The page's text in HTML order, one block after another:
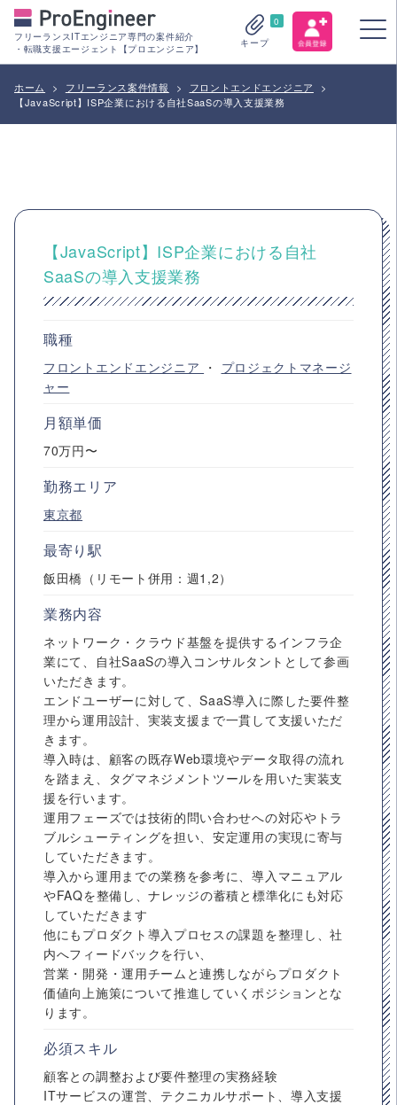
フリーランスITエンジニア専門の案件紹介
・転職支援エージェント【プロエンジニア】
0
キープ
ホーム > フリーランス案件情報 > フロントエンドエンジニア
>
【JavaScript】ISP企業における自社SaaSの導入支援業務
【JavaScript】ISP企業における自社
SaaSの導入支援業務
職種
フロントエンドエンジニア ・ プロジェクトマネージ
ャー
月額単価
70万円〜
勤務エリア
東京都
最寄り駅
飯田橋（リモート併用：週1,2）
業務内容
ネットワーク・クラウド基盤を提供するインフラ企
業にて、自社SaaSの導入コンサルタントとして参画
いただきます。
エンドユーザーに対して、SaaS導入に際した要件整
理から運用設計、実装支援まで一貫して支援いただ
きます。
導入時は、顧客の既存Web環境やデータ取得の流れ
を踏まえ、タグマネジメントツールを用いた実装支
援を行います。
運用フェーズでは技術的問い合わせへの対応やトラ
ブルシューティングを担い、安定運用の実現に寄与
していただきます。
導入から運用までの業務を参考に、導入マニュアル
やFAQを整備し、ナレッジの蓄積と標準化にも対応
していただきます
他にもプロダクト導入プロセスの課題を整理し、社
内へフィードバックを行い、
営業・開発・運用チームと連携しながらプロダクト
価値向上施策について推進していくポジションとな
ります。
必須スキル
顧客との調整および要件整理の実務経験
ITサービスの運営、テクニカルサポート、導入支援